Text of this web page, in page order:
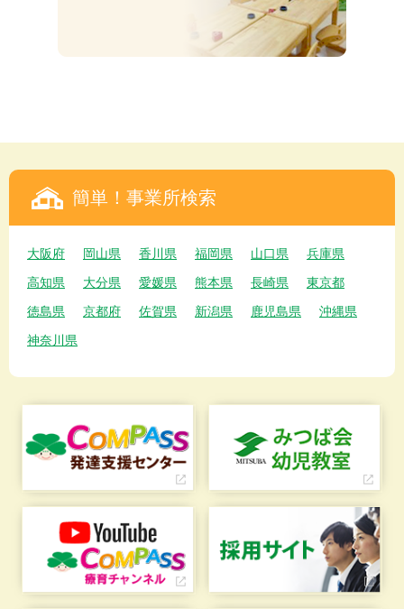
簡単！事業所検索
大阪府 岡山県 香川県 福岡県 山口県
兵庫県
高知県
大分県 愛媛県 熊本県 長崎県
東京都
徳島県
京都府 佐賀県 新潟県 鹿児島県
沖縄県
神奈川県